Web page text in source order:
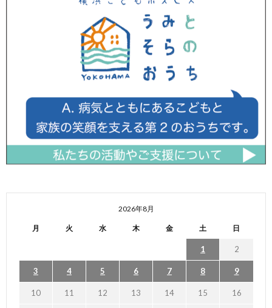
2026年8月
月 火 水 木 金 土 日
1 2
3 4 5 6 7 8 9
10 11 12 13 14 15 16